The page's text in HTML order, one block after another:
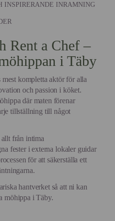
INSPIRERANDE INRAMNING
Rent a Chef –
i Täby
kompletta aktör för alla
och passion i köket.
där maten förenar
tillställning till något
från intima
fester i externa lokaler guidar
för att säkerställa ett
hantverket så att ni kan
möhippa i Täby.